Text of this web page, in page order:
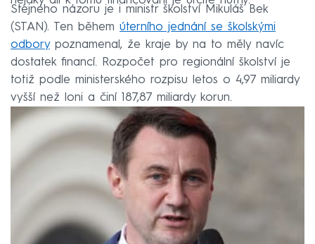
Stejného názoru je i ministr školství Mikuláš Bek
(STAN). Ten během úterního jednání se školskými
odborypoznamenal, že kraje by na to měly navíc
dostatek financí. Rozpočet pro regionální školství je
totiž podle ministerského rozpisu letos o 4,97 miliardy
vyšší než loni a činí 187,87 miliardy korun.